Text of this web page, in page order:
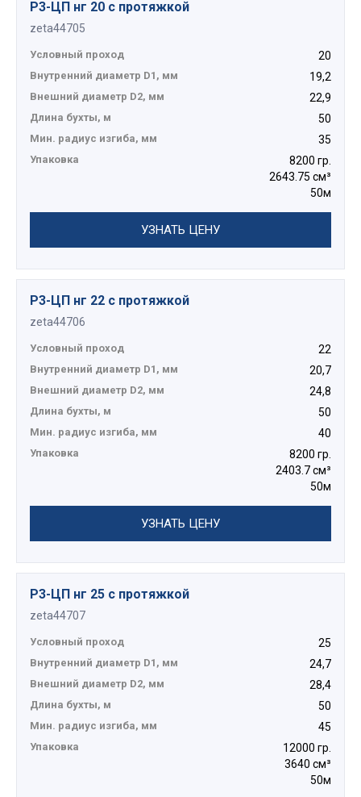
Р3-ЦП нг 20 с протяжкой
zeta44705
Условный проход 20
Внутренний диаметр D1, мм 19,2
Внешний диаметр D2, мм 22,9
Длина бухты, м 50
Мин. радиус изгиба, мм 35
Упаковка
8200 гр.
2643.75 см³
50м
УЗНАТЬ ЦЕНУ
Р3-ЦП нг 22 с протяжкой
zeta44706
Условный проход 22
Внутренний диаметр D1, мм 20,7
Внешний диаметр D2, мм 24,8
Длина бухты, м 50
Мин. радиус изгиба, мм 40
Упаковка
8200 гр.
2403.7 см³
50м
УЗНАТЬ ЦЕНУ
Р3-ЦП нг 25 с протяжкой
zeta44707
Условный проход 25
Внутренний диаметр D1, мм 24,7
Внешний диаметр D2, мм 28,4
Длина бухты, м 50
Мин. радиус изгиба, мм 45
Упаковка
12000 гр.
3640 см³
50м